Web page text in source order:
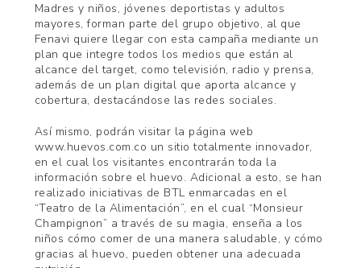
Madres y niños, jóvenes deportistas y adultos
mayores, forman parte del grupo objetivo, al que
Fenavi quiere llegar con esta campaña mediante un
plan que integre todos los medios que están al
alcance del target, como televisión, radio y prensa,
además de un plan digital que aporta alcance y
cobertura, destacándose las redes sociales.
Así mismo, podrán visitar la página web
www.huevos.com.co un sitio totalmente innovador,
en el cual los visitantes encontrarán toda la
información sobre el huevo. Adicional a esto, se han
realizado iniciativas de BTL enmarcadas en el
“Teatro de la Alimentación”, en el cual “Monsieur
Champignon” a través de su magia, enseña a los
niños cómo comer de una manera saludable, y cómo
gracias al huevo, pueden obtener una adecuada